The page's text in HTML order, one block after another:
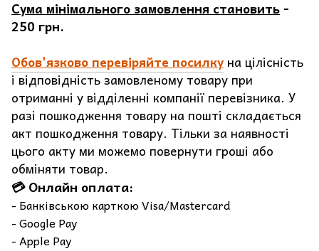
Сума мінімального замовлення становить -
250 грн.
Обов'язково перевіряйте посилку на цілісність
і відповідність замовленому товару при
отриманні у відділенні компанії перевізника. У
разі пошкодження товару на пошті складається
акт пошкодження товару. Тільки за наявності
цього акту ми можемо повернути гроші або
обміняти товар.
💳 Онлайн оплата:
- Банківською карткою Visa/Mastercard
- Google Pay
- Apple Pay